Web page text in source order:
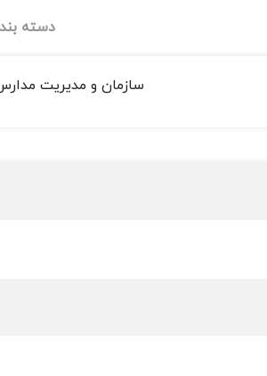
دسته
سازمان و مدیریت